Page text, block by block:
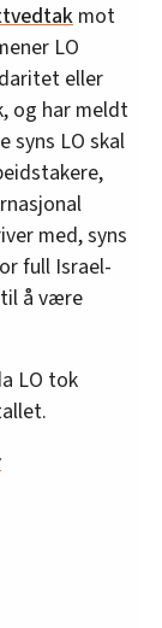
mot
LO
eller
og har meldt
syns LO skal
med, syns
full Israel-
å være
LO tok